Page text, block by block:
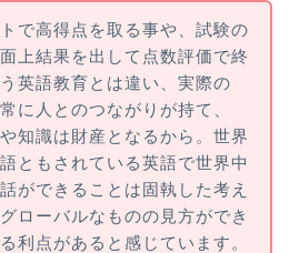
で高得点を取る事や、試験の
上結果を出して点数評価で終
英語教育とは違い、実際の
に人とのつながりが持て、
知識は財産となるから。世界
ともされている英語で世界中
ができることは固執した考え
ローバルなものの見方ができ
利点があると感じています。